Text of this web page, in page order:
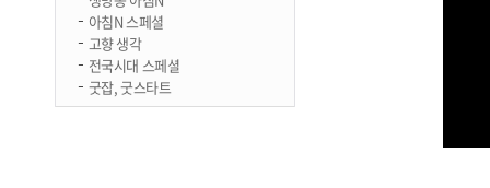
아침N 스페셜
고향 생각
전국시대 스페셜
굿잡, 굿스타트